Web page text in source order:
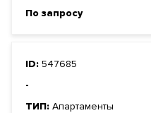
По запросу
ID: 547685
-
ТИП: Апартаменты